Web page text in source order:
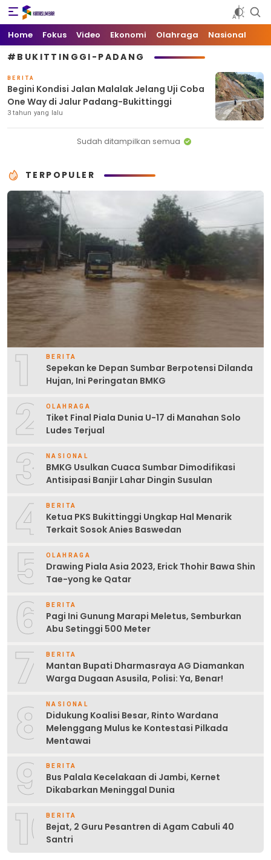
Kata Sumbar
Berita Sumbar Hari Ini
Home Fokus Video Ekonomi Olahraga Nasional
#BUKITTINGGI-PADANG
BERITA
Begini Kondisi Jalan Malalak Jelang Uji Coba
One Way di Jalur Padang-Bukittinggi
3 tahun yang lalu
Sudah ditampilkan semua
TERPOPULER
1 BERITA
Sepekan ke Depan Sumbar Berpotensi Dilanda
Hujan, Ini Peringatan BMKG
2 OLAHRAGA
Tiket Final Piala Dunia U-17 di Manahan Solo
Ludes Terjual
3 NASIONAL
BMKG Usulkan Cuaca Sumbar Dimodifikasi
Antisipasi Banjir Lahar Dingin Susulan
4 BERITA
Ketua PKS Bukittinggi Ungkap Hal Menarik
Terkait Sosok Anies Baswedan
5 OLAHRAGA
Drawing Piala Asia 2023, Erick Thohir Bawa Shin
Tae-yong ke Qatar
6 BERITA
Pagi Ini Gunung Marapi Meletus, Semburkan
Abu Setinggi 500 Meter
7 BERITA
Mantan Bupati Dharmasraya AG Diamankan
Warga Dugaan Asusila, Polisi: Ya, Benar!
8 NASIONAL
Didukung Koalisi Besar, Rinto Wardana
Melenggang Mulus ke Kontestasi Pilkada
Mentawai
9 BERITA
Bus Palala Kecelakaan di Jambi, Kernet
Dikabarkan Meninggal Dunia
10BERITA
Bejat, 2 Guru Pesantren di Agam Cabuli 40
Santri